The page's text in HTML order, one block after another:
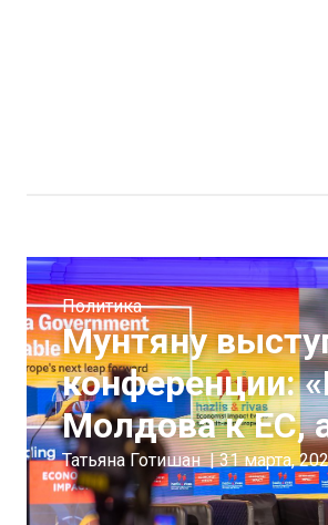
Политика
Мунтяну
конференции:
Молдова к ЕС,
Татьяна Готишан | 31 марта,